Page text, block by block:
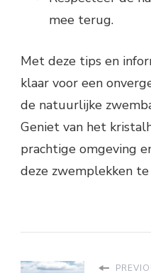
mee terug.
Met deze tips en
klaar voor een
de natuurlijke
Geniet van het
prachtige omgeving
deze zwemplekken